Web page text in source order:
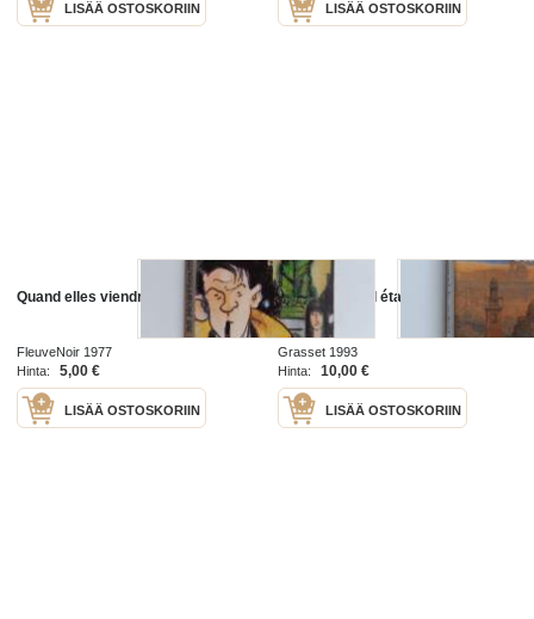
LISÄÄ OSTOSKORIIN LISÄÄ OSTOSKORIIN
Quand elles viendront
FleuveNoir 1977
Hinta:
5,00 €
LISÄÄ OSTOSKORIIN
Quand le soleil était chaud : roman
Grasset 1993
Hinta:
10,00 €
LISÄÄ OSTOSKORIIN